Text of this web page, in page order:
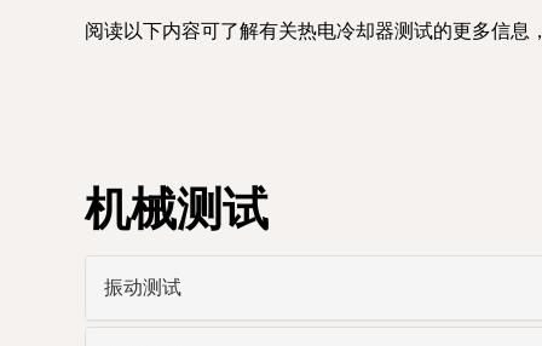
阅读以下内容可了解有关热电冷却器测试的更多信息
机械测试
振动测试